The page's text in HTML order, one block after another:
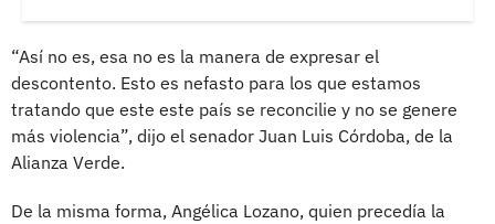
“Así no es, esa no es la manera de expresar el
descontento. Esto es nefasto para los que estamos
tratando que este este país se reconcilie y no se genere
más violencia”, dijo el senador Juan Luis Córdoba, de la
Alianza Verde.
De la misma forma, Angélica Lozano, quien precedía la